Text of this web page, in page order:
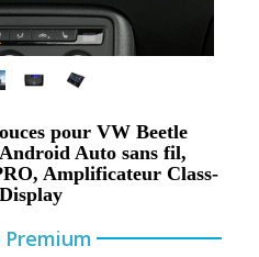
pour VW Beetle
Auto sans fil,
Amplificateur Class-
Premium